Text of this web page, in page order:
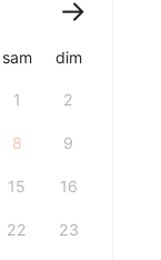
sam dim
1 2
8 9
15 16
22 23